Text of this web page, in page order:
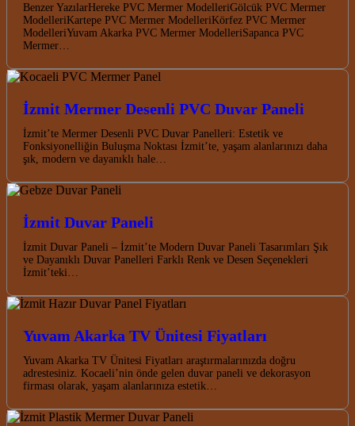
Benzer YazılarHereke PVC Mermer ModelleriGölcük PVC Mermer
ModelleriKartepe PVC Mermer ModelleriKörfez PVC Mermer
ModelleriYuvam Akarka PVC Mermer ModelleriSapanca PVC
Mermer…
İzmit Mermer Desenli PVC Duvar Paneli
İzmit’te Mermer Desenli PVC Duvar Panelleri: Estetik ve
Fonksiyonelliğin Buluşma Noktası İzmit’te, yaşam alanlarınızı daha
şık, modern ve dayanıklı hale…
İzmit Duvar Paneli
İzmit Duvar Paneli – İzmit’te Modern Duvar Paneli Tasarımları Şık
ve Dayanıklı Duvar Panelleri Farklı Renk ve Desen Seçenekleri
İzmit’teki…
Yuvam Akarka TV Ünitesi Fiyatları
Yuvam Akarka TV Ünitesi Fiyatları araştırmalarınızda doğru
adrestesiniz. Kocaeli’nin önde gelen duvar paneli ve dekorasyon
firması olarak, yaşam alanlarınıza estetik…